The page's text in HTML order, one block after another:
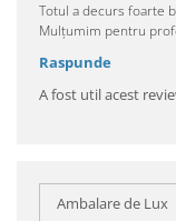
Totul a decurs foarte
Mulțumim pentru
Raspunde
A fost util acest
Ambalare de Lux